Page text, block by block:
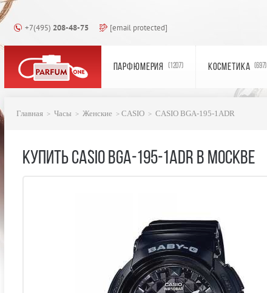
+7(495) 208-48-75 [email protected]
ПАРФЮМЕРИЯ (1207) КОСМЕТИКА (697)
Главная Часы Женские CASIO CASIO BGA-195-1ADR
КУПИТЬ CASIO BGA-195-1ADR В МОСКВЕ